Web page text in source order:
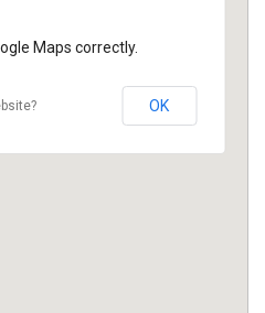
Maps correctly.
OK